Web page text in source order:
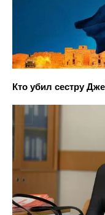
Кто убил сестру